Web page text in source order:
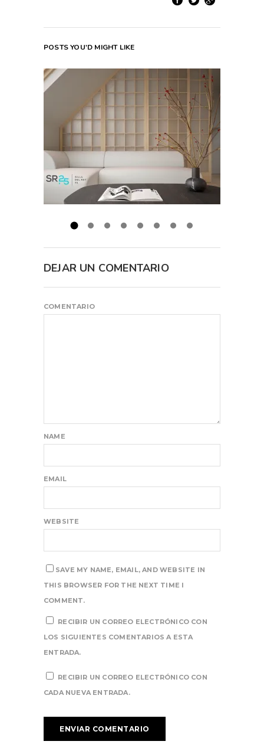
POSTS YOU'D MIGHT LIKE
DEJAR UN COMENTARIO
COMENTARIO
NAME
EMAIL
WEBSITE
SAVE MY NAME, EMAIL, AND WEBSITE IN
THIS BROWSER FOR THE NEXT TIME I
COMMENT.
RECIBIR UN CORREO ELECTRÓNICO CON
LOS SIGUIENTES COMENTARIOS A ESTA
ENTRADA.
RECIBIR UN CORREO ELECTRÓNICO CON
CADA NUEVA ENTRADA.